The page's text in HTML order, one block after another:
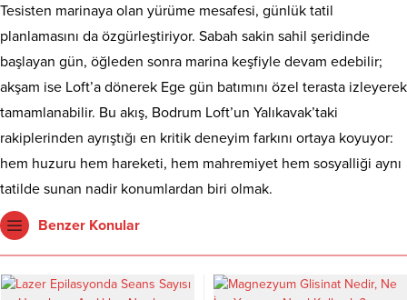
Tesisten marinaya olan yürüme mesafesi, günlük tatil
planlamasını da özgürleştiriyor. Sabah sakin sahil şeridinde
başlayan gün, öğleden sonra marina keşfiyle devam edebilir;
akşam ise Loft’a dönerek Ege gün batımını özel terasta izleyerek
tamamlanabilir. Bu akış, Bodrum Loft’un Yalıkavak’taki
rakiplerinden ayrıştığı en kritik deneyim farkını ortaya koyuyor:
hem huzuru hem hareketi, hem mahremiyet hem sosyalliği aynı
tatilde sunan nadir konumlardan biri olmak.
Benzer Konular